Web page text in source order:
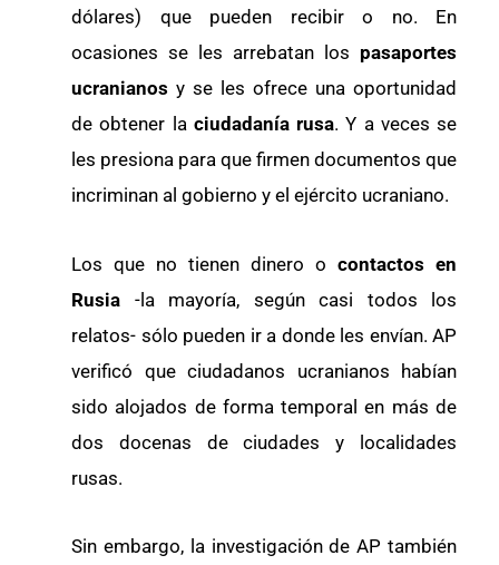
dólares) que pueden recibir o no. En
ocasiones se les arrebatan los pasaportes
ucranianos y se les ofrece una oportunidad
de obtener la ciudadanía rusa. Y a veces se
les presiona para que firmen documentos que
incriminan al gobierno y el ejército ucraniano.
Los que no tienen dinero o contactos en
Rusia -la mayoría, según casi todos los
relatos- sólo pueden ir a donde les envían. AP
verificó que ciudadanos ucranianos habían
sido alojados de forma temporal en más de
dos docenas de ciudades y localidades
rusas.
Sin embargo, la investigación de AP también